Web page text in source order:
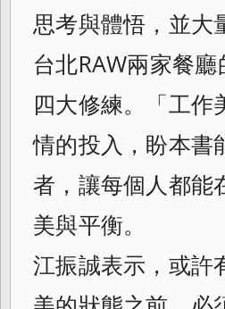
思考與體悟，並大
台北RAW兩家餐
四大修練。「工
情的投入，盼本書
者，讓每個人都能
美與平衡。
江振誠表示，或許